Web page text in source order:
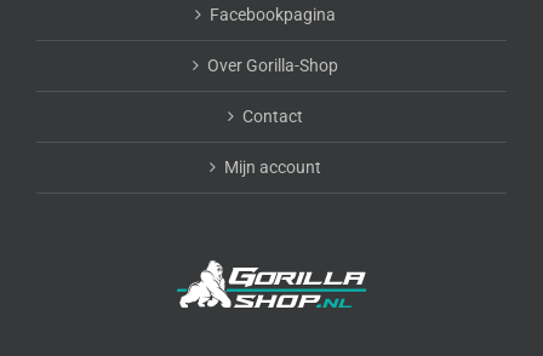
Facebookpagina
Over Gorilla-Shop
Contact
Mijn account